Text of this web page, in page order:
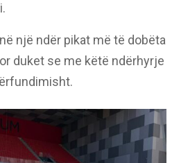
një ndër pikat më të dobëta
duket se me këtë ndërhyrje